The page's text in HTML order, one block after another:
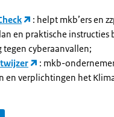
: helpt mkb’ers en
en praktische instructies
tegen cyberaanvallen;
: mkb-
en verplichtingen het